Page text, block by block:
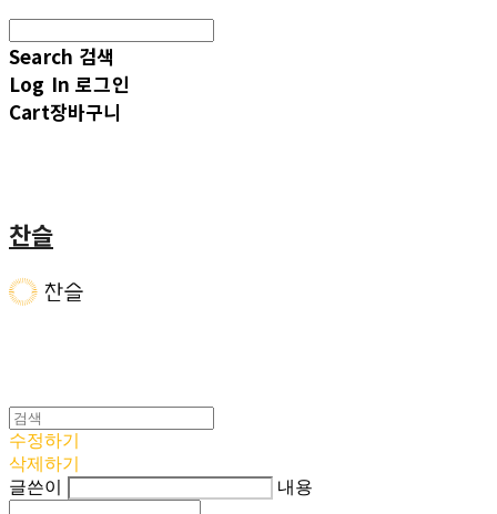
Search 검색
Log In 로그인
Cart장바구니
찬슬
수정하기
삭제하기
글쓴이
내용